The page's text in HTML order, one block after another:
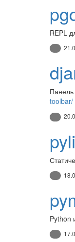
REPL
toolbar/
Python